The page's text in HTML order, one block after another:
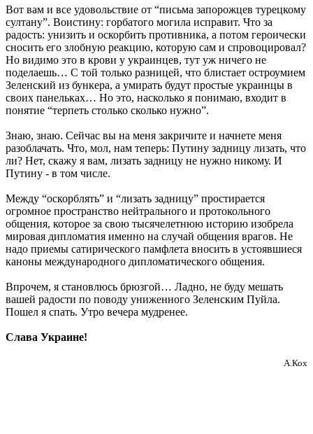
Вот вам и все удовольствие от “письма запорожцев турецкому
султану”. Воистину: горбатого могила исправит. Что за
радость: унизить и оскорбить противника, а потом героически
сносить его злобную реакцию, которую сам и спровоцировал?
Но видимо это в крови у украинцев, тут уж ничего не
поделаешь… С той только разницей, что блистает остроумием
Зеленский из бункера, а умирать будут простые украинцы в
своих панельках… Но это, насколько я понимаю, входит в
понятие “терпеть столько сколько нужно”.
Знаю, знаю. Сейчас вы на меня закричите и начнете меня
разоблачать. Что, мол, нам теперь: Путину задницу лизать, что
ли? Нет, скажу я вам, лизать задницу не нужно никому. И
Путину - в том числе.
Между “оскорблять” и “лизать задницу” простирается
огромное пространство нейтрального и протокольного
общения, которое за свою тысячелетнюю историю изобрела
мировая дипломатия именно на случай общения врагов. Не
надо приемы сатирического памфлета вносить в устоявшиеся
каноны международного дипломатического общения.
Впрочем, я становлюсь брюзгой… Ладно, не буду мешать
вашей радости по поводу униженного Зеленским Пуйла.
Пошел я спать. Утро вечера мудренее.
Слава Украине!
А.Кох